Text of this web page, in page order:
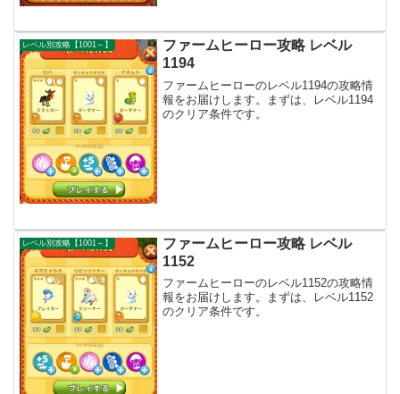
レベル別攻略【1001～】
ファームヒーロー攻略 レベル
1194
ファームヒーローのレベル1194の攻略情
報をお届けします。まずは、レベル1194
のクリア条件です。
レベル別攻略【1001～】
ファームヒーロー攻略 レベル
1152
ファームヒーローのレベル1152の攻略情
報をお届けします。まずは、レベル1152
のクリア条件です。